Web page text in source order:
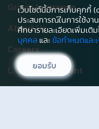
Unit Linked
NAV
Digital Healthcare Service
Other
Service Level Agreement
Hospital Network
Agent Office
Sitemap
Group Insurance
About Us
Careers
OCEAN LIFE Agent
เว็บไซต์นี้มีการเก็บคุกกี้
ประสบการณ์ในการใช้งา
ศึกษารายละเอียดเพิ่มเติม
บุคคล และ ข้อกำหนดและ
ยอมรับ